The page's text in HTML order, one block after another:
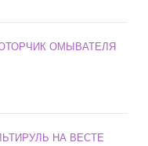
ОМЫВАТЕЛЯ
НА ВЕСТЕ